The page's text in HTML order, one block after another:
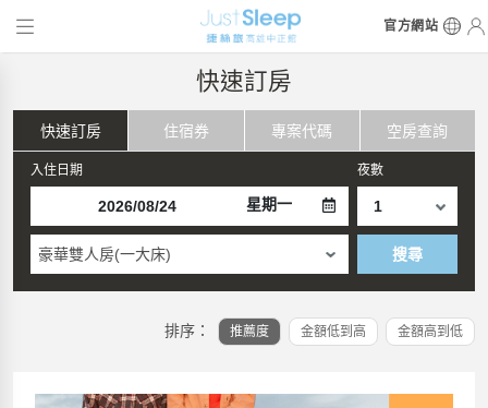
官方網站
快速訂房
快速訂房 住宿券 專案代碼 空房查詢
入住日期
星期一
夜數
豪華雙人房(一大床) 搜尋
排序： 推薦度 金額低到高 金額高到低